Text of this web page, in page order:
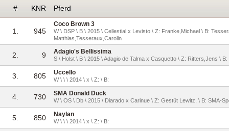
# KNR Pferd
1. 945
Coco Brown 3
W \ DSP \ B \ 2015 \ Cellestial x Levisto \ Z: Franke,Michael \ B:
Matthias,Tesseraux,Carolin
2. 9 Adagio's Bellissima
S \ Holst \ B \ 2015 \ Adagio de Talma x Casquetto \ Z: Ritters,Jens \ B:
3. 805 Uccello
W \ \ \ 2014 \ x \ Z: \ B:
4. 730 SMA Donald Duck
W \ OS \ Db \ 2015 \ Diarado x Carinue \ Z: Gestüt Lewitz, \ B: SMA-
5. 850 Naylan
W \ \ \ 2014 \ x \ Z: \ B: